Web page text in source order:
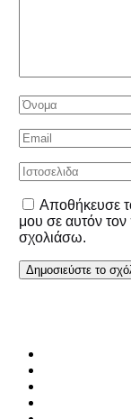
Αποθήκευσε
μου σε αυτόν
σχολιάσω.